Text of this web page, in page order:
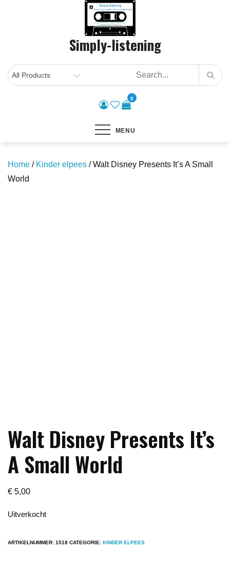
Simply-listening
0
MENU
Home / Kinder elpees / Walt Disney Presents It’s A Small
World
Walt Disney Presents It’s
A Small World
€ 5,00
Uitverkocht
ARTIKELNUMMER: 1518 CATEGORIE: KINDER ELPEES